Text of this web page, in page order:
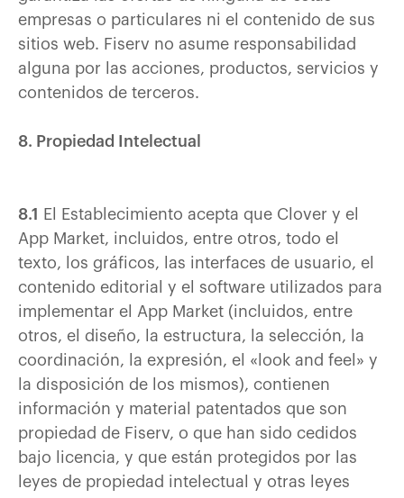
empresas o particulares ni el contenido de sus
sitios web. Fiserv no asume responsabilidad
alguna por las acciones, productos, servicios y
contenidos de terceros.
8. Propiedad Intelectual
8.1
El Establecimiento acepta que Clover y el
App Market, incluidos, entre otros, todo el
texto, los gráficos, las interfaces de usuario, el
contenido editorial y el software utilizados para
implementar el App Market (incluidos, entre
otros, el diseño, la estructura, la selección, la
coordinación, la expresión, el «look and feel» y
la disposición de los mismos), contienen
información y material patentados que son
propiedad de Fiserv, o que han sido cedidos
bajo licencia, y que están protegidos por las
leyes de propiedad intelectual y otras leyes